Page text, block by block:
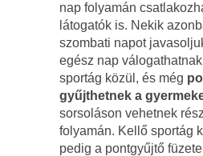
nap folyamán
látogatók is. Nekik
szombati napot
egész nap
sportág közül, és még
gyűjthetnek a
sorsoláson vehetnek
folyamán. Kellő sportág
pedig a pontgyűjtő